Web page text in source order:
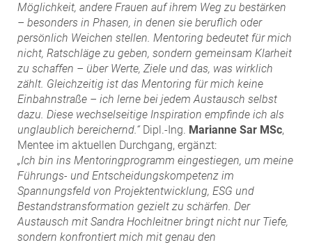
Möglichkeit, andere Frauen auf ihrem Weg zu bestärken
– besonders in Phasen, in denen sie beruflich oder
persönlich Weichen stellen. Mentoring bedeutet für mich
nicht, Ratschläge zu geben, sondern gemeinsam Klarheit
zu schaffen – über Werte, Ziele und das, was wirklich
zählt. Gleichzeitig ist das Mentoring für mich keine
Einbahnstraße – ich lerne bei jedem Austausch selbst
dazu. Diese wechselseitige Inspiration empfinde ich als
unglaublich bereichernd.“ Dipl.-Ing. Marianne Sar MSc,
Mentee im aktuellen Durchgang, ergänzt:
„Ich bin ins Mentoringprogramm eingestiegen, um meine
Führungs- und Entscheidungskompetenz im
Spannungsfeld von Projektentwicklung, ESG und
Bestandstransformation gezielt zu schärfen. Der
Austausch mit Sandra Hochleitner bringt nicht nur Tiefe,
sondern konfrontiert mich mit genau den